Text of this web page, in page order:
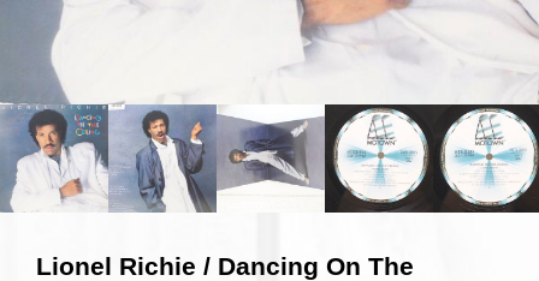
Lionel Richie / Dancing On The